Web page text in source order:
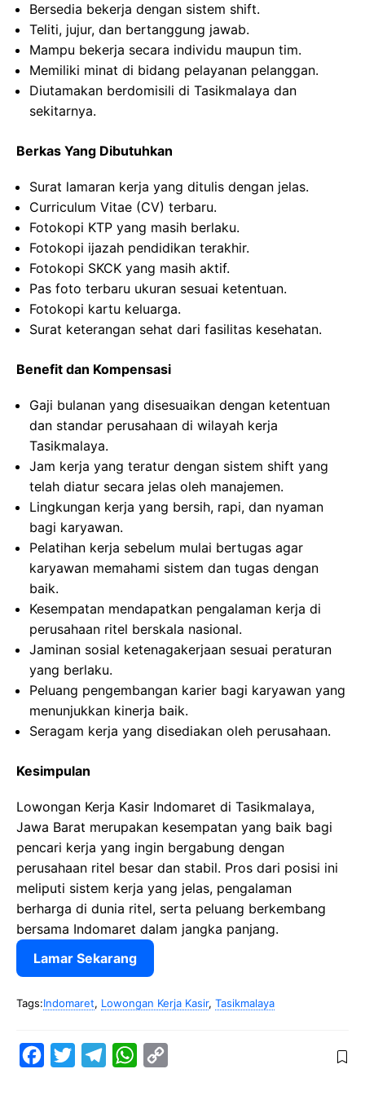
Bersedia bekerja dengan sistem shift.
Teliti, jujur, dan bertanggung jawab.
Mampu bekerja secara individu maupun tim.
Memiliki minat di bidang pelayanan pelanggan.
Diutamakan berdomisili di Tasikmalaya dan
sekitarnya.
Berkas Yang Dibutuhkan
Surat lamaran kerja yang ditulis dengan jelas.
Curriculum Vitae (CV) terbaru.
Fotokopi KTP yang masih berlaku.
Fotokopi ijazah pendidikan terakhir.
Fotokopi SKCK yang masih aktif.
Pas foto terbaru ukuran sesuai ketentuan.
Fotokopi kartu keluarga.
Surat keterangan sehat dari fasilitas kesehatan.
Benefit dan Kompensasi
Gaji bulanan yang disesuaikan dengan ketentuan
dan standar perusahaan di wilayah kerja
Tasikmalaya.
Jam kerja yang teratur dengan sistem shift yang
telah diatur secara jelas oleh manajemen.
Lingkungan kerja yang bersih, rapi, dan nyaman
bagi karyawan.
Pelatihan kerja sebelum mulai bertugas agar
karyawan memahami sistem dan tugas dengan
baik.
Kesempatan mendapatkan pengalaman kerja di
perusahaan ritel berskala nasional.
Jaminan sosial ketenagakerjaan sesuai peraturan
yang berlaku.
Peluang pengembangan karier bagi karyawan yang
menunjukkan kinerja baik.
Seragam kerja yang disediakan oleh perusahaan.
Kesimpulan
Lowongan Kerja Kasir Indomaret di Tasikmalaya,
Jawa Barat merupakan kesempatan yang baik bagi
pencari kerja yang ingin bergabung dengan
perusahaan ritel besar dan stabil. Pros dari posisi ini
meliputi sistem kerja yang jelas, pengalaman
berharga di dunia ritel, serta peluang berkembang
bersama Indomaret dalam jangka panjang.
Lamar Sekarang
Tags:Indomaret, Lowongan Kerja Kasir, Tasikmalaya
W